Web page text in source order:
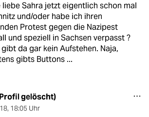
liebe Sahra jetzt eigentlich schon mal
und/oder habe ich ihren
Protest gegen die Nazipest
und speziell in Sachsen verpasst ?
da gar kein Aufstehen. Naja,
gibts Buttons ...
gelöscht)
, 18:05 Uhr